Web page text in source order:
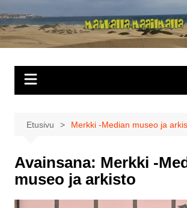
sisältöön
Etusivu Merkki -Median museo ja
Avainsana: Merkki -
museo ja arkisto